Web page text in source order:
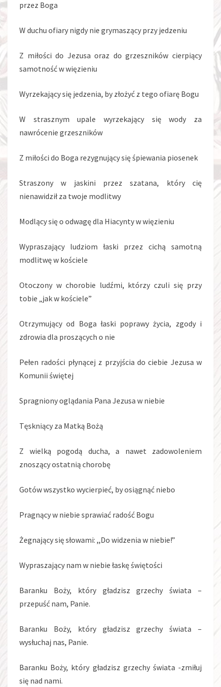
przez Boga
W duchu ofiary nigdy nie grymaszący przy jedzeniu
Z miłości do Jezusa oraz do grzeszników cierpiący
samotność w więzieniu
Wyrzekający się jedzenia, by złożyć z tego ofiarę Bogu
W strasznym upale wyrzekający się wody za
nawrócenie grzeszników
Z miłości do Boga rezygnujący się śpiewania piosenek
Straszony w jaskini przez szatana, który cię
nienawidził za twoje modlitwy
Modlący się o odwagę dla Hiacynty w więzieniu
Wypraszający ludziom łaski przez cichą samotną
modlitwę w kościele
Otoczony w chorobie ludźmi, którzy czuli się przy
tobie „jak w kościele”
Otrzymujący od Boga łaski poprawy życia, zgody i
zdrowia dla proszących o nie
Pełen radości płynącej z przyjścia do ciebie Jezusa w
Komunii świętej
Spragniony oglądania Pana Jezusa w niebie
Tęskniący za Matką Bożą
Z wielką pogodą ducha, a nawet zadowoleniem
znoszący ostatnią chorobę
Gotów wszystko wycierpieć, by osiągnąć niebo
Pragnący w niebie sprawiać radość Bogu
Żegnający się słowami: ,,Do widzenia w niebie!”
Wypraszający nam w niebie łaskę świętości
Baranku Boży, który gładzisz grzechy świata –
przepuść nam, Panie.
Baranku Boży, który gładzisz grzechy świata –
wysłuchaj nas, Panie.
Baranku Boży, który gładzisz grzechy świata -zmiłuj
się nad nami.